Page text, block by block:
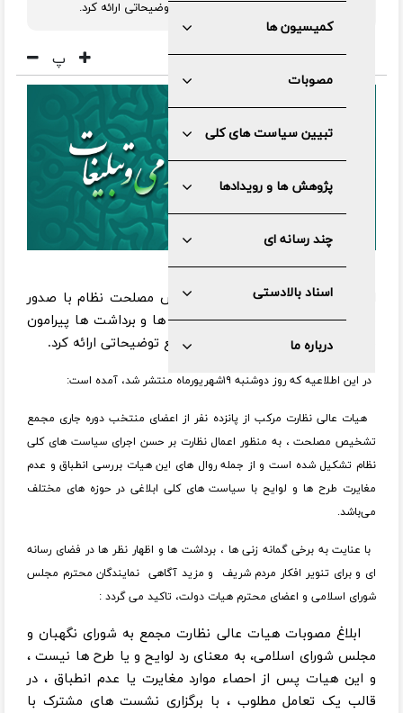
کمیسیون ها
مصوبات
تبیین سیاست های کلی
پژوهش ها و رویدادها
چند رسانه ای
اسناد بالادستی
درباره ما
نظرات ابلاغی هیات عالی نظارت مجمع توضیحاتی ارائه کرد.
پ
اداره کل روابط عمومی مجمع تشخیص مصلحت نظام با صدور
بیانیه‌ای، در خصوص برخی گمانه زنی ها و برداشت ها پیرامون
نظرات ابلاغی هیات عالی نظارت مجمع توضیحاتی ارائه کرد.
در این اطلاعیه که روز دوشنبه ۱۹شهریورماه منتشر شد، آمده است:
هیات عالی نظارت مرکب از پانزده نفر از اعضای منتخب دوره جاری مجمع
تشخیص مصلحت ، به منظور اعمال نظارت بر حسن اجرای سیاست های کلی
نظام تشکیل شده است و از جمله روال های این هیات بررسی انطباق و عدم
مغایرت طرح ها و لوایح با سیاست های کلی ابلاغی در حوزه های مختلف
می‌باشد.
با عنایت به برخی گمانه زنی ها ، برداشت ها و اظهار نظر ها در فضای رسانه
ای و برای تنویر افکار مردم شریف و مزید آگاهی نمایندگان محترم مجلس
شورای اسلامی و اعضای محترم هیات دولت، تاکید می گردد :
ابلاغ مصوبات هیات عالی نظارت مجمع به شورای نگهبان و
مجلس شورای اسلامی، به معنای رد لوایح و یا طرح ‌ها نیست ،
و این هیات پس از احصاء موارد مغایرت یا عدم انطباق ، در
قالب یک تعامل مطلوب ، با برگزاری نشست های مشترک با